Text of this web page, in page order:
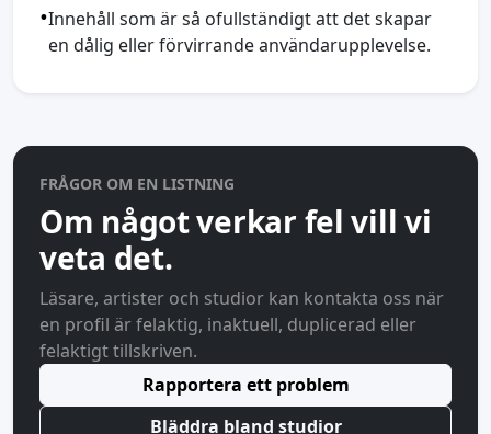
•Innehåll som är så ofullständigt att det skapar
en dålig eller förvirrande användarupplevelse.
FRÅGOR OM EN LISTNING
Om något verkar fel vill vi
veta det.
Läsare, artister och studior kan kontakta oss när
en profil är felaktig, inaktuell, duplicerad eller
felaktigt tillskriven.
Rapportera ett problem
Bläddra bland studior